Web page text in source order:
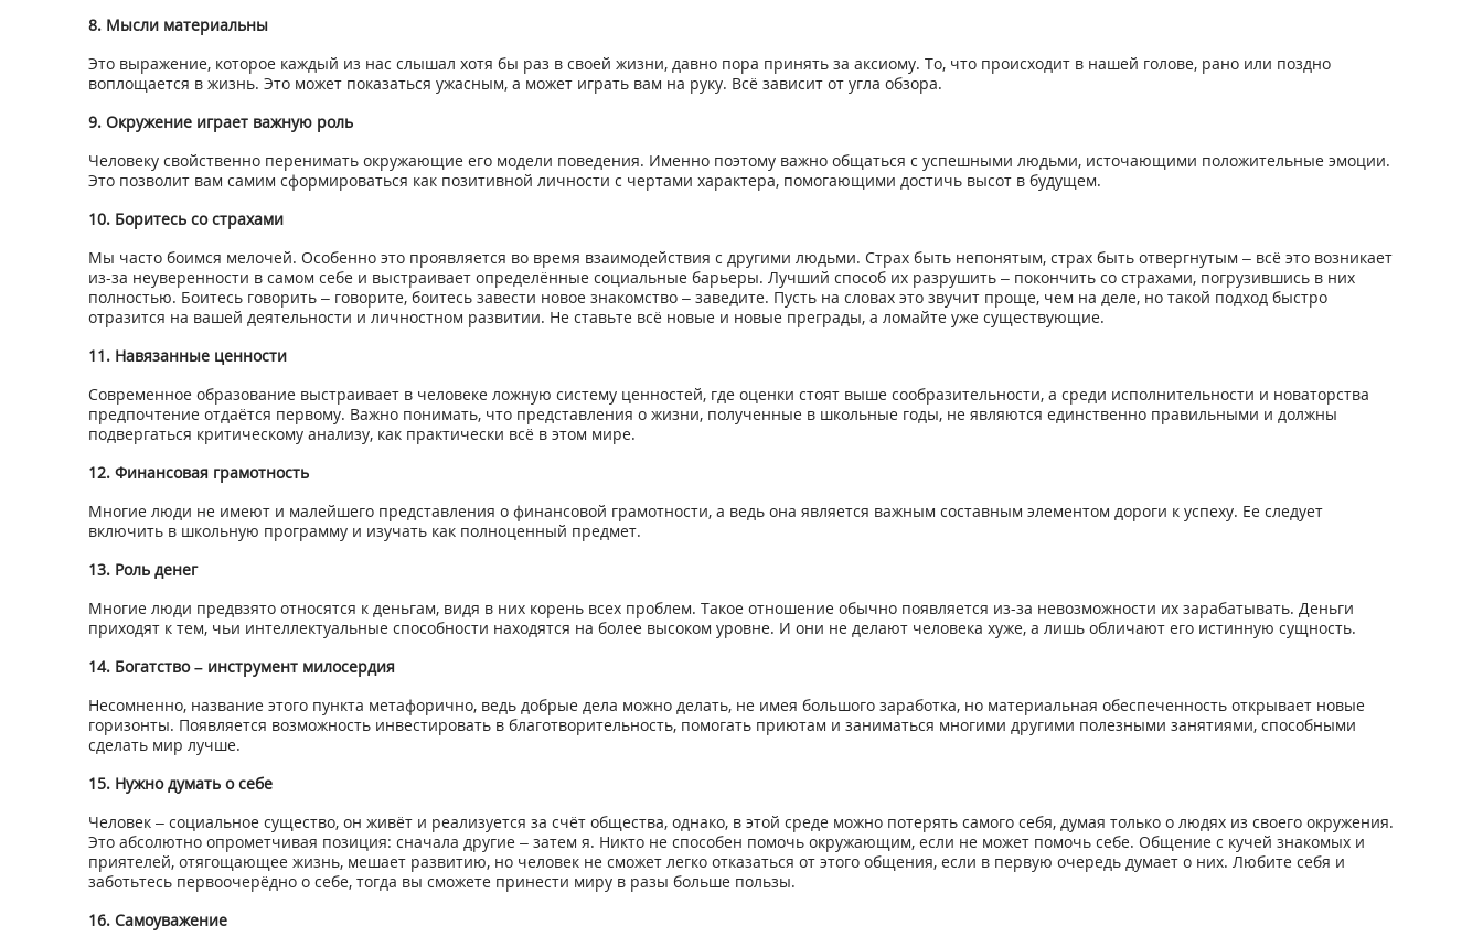
8. Мысли материальны
Это выражение, которое каждый из нас слышал хотя бы раз в своей жизни, давно пора принять за аксиому. То, что происходит в нашей голове, рано или поздно
воплощается в жизнь. Это может показаться ужасным, а может играть вам на руку. Всё зависит от угла обзора.
9. Окружение играет важную роль
Человеку свойственно перенимать окружающие его модели поведения. Именно поэтому важно общаться с успешными людьми, источающими положительные эмоции.
Это позволит вам самим сформироваться как позитивной личности с чертами характера, помогающими достичь высот в будущем.
10. Боритесь со страхами
Мы часто боимся мелочей. Особенно это проявляется во время взаимодействия с другими людьми. Страх быть непонятым, страх быть отвергнутым – всё это возникает
из-за неуверенности в самом себе и выстраивает определённые социальные барьеры. Лучший способ их разрушить – покончить со страхами, погрузившись в них
полностью. Боитесь говорить – говорите, боитесь завести новое знакомство – заведите. Пусть на словах это звучит проще, чем на деле, но такой подход быстро
отразится на вашей деятельности и личностном развитии. Не ставьте всё новые и новые преграды, а ломайте уже существующие.
11. Навязанные ценности
Современное образование выстраивает в человеке ложную систему ценностей, где оценки стоят выше сообразительности, а среди исполнительности и новаторства
предпочтение отдаётся первому. Важно понимать, что представления о жизни, полученные в школьные годы, не являются единственно правильными и должны
подвергаться критическому анализу, как практически всё в этом мире.
12. Финансовая грамотность
Многие люди не имеют и малейшего представления о финансовой грамотности, а ведь она является важным составным элементом дороги к успеху. Ее следует
включить в школьную программу и изучать как полноценный предмет.
13. Роль денег
Многие люди предвзято относятся к деньгам, видя в них корень всех проблем. Такое отношение обычно появляется из-за невозможности их зарабатывать. Деньги
приходят к тем, чьи интеллектуальные способности находятся на более высоком уровне. И они не делают человека хуже, а лишь обличают его истинную сущность.
14. Богатство – инструмент милосердия
Несомненно, название этого пункта метафорично, ведь добрые дела можно делать, не имея большого заработка, но материальная обеспеченность открывает новые
горизонты. Появляется возможность инвестировать в благотворительность, помогать приютам и заниматься многими другими полезными занятиями, способными
сделать мир лучше.
15. Нужно думать о себе
Человек – социальное существо, он живёт и реализуется за счёт общества, однако, в этой среде можно потерять самого себя, думая только о людях из своего окружения.
Это абсолютно опрометчивая позиция: сначала другие – затем я. Никто не способен помочь окружающим, если не может помочь себе. Общение с кучей знакомых и
приятелей, отягощающее жизнь, мешает развитию, но человек не сможет легко отказаться от этого общения, если в первую очередь думает о них. Любите себя и
заботьтесь первоочерёдно о себе, тогда вы сможете принести миру в разы больше пользы.
16. Самоуважение